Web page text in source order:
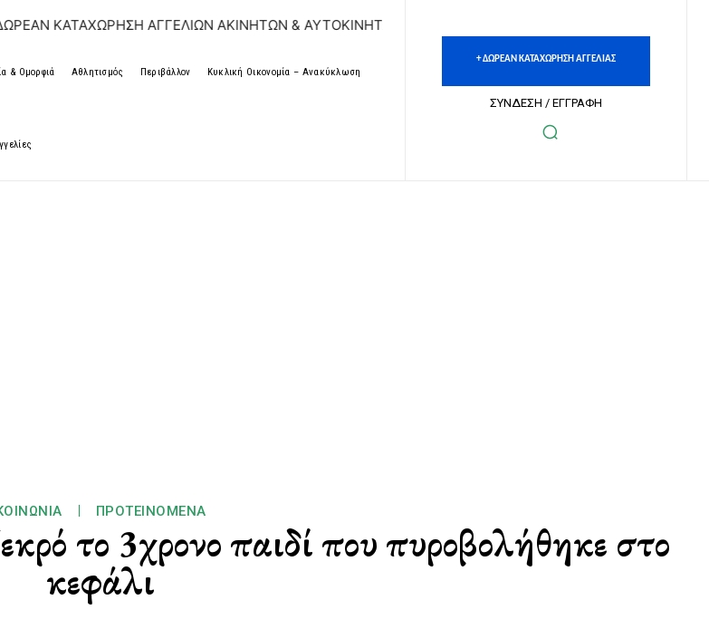
ΑΓΓΕΛΙΩΝ ΑΚΙΝΗΤΩΝ & ΑΥΤΟΚΙΝΗΤΩΝ | ΔΩΡΕΑΝ ΚΑΤΑΧΩΡΗΣΗ ΑΓΓΕΛΙΩΝ ΑΚΙΝΗΤΩΝ &
& Ομορφιά Αθλητισμός Περιβάλλον Κυκλική Οικονομία – Ανακύκλωση
+ ΔΩΡΕΑΝ ΚΑΤΑΧΩΡΗΣΗ ΑΓΓΕΛΙΑΣ
ΣΥΝΔΕΣΗ / ΕΓΓΡΑΦΗ
ΠΡΟΤΕΙΝΌΜΕΝΑ
το 3χρονο παιδί που πυροβολήθηκε στο
κεφάλι